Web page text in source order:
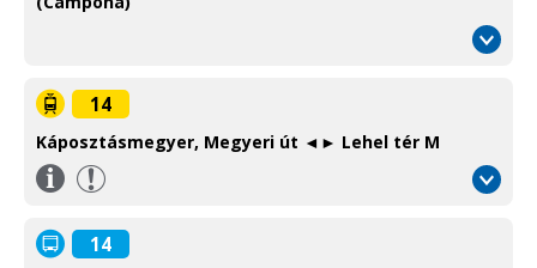
14
Káposztásmegyer, Megyeri út ◄► Lehel tér M
Információ
Information
14